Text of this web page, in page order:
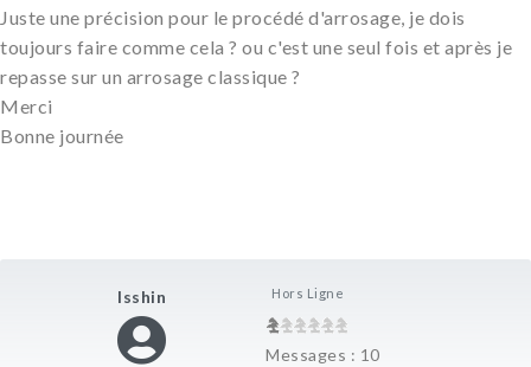
Isshin Hors Ligne
Messages : 10
Juste une précision pour le procédé d'arrosage, je dois
toujours faire comme cela ? ou c'est une seul fois et après je
repasse sur un arrosage classique ?
Merci
Bonne journée